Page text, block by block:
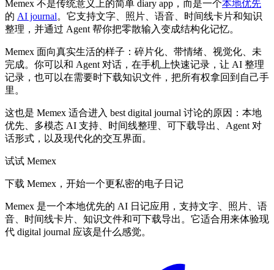
Memex 不是传统意义上的简单 diary app，而是一个本地优先
的 AI journal。它支持文字、照片、语音、时间线卡片和知识
整理，并通过 Agent 帮你把零散输入变成结构化记忆。
Memex 面向真实生活的样子：碎片化、带情绪、视觉化、未
完成。你可以和 Agent 对话，在手机上快速记录，让 AI 整理
记录，也可以在需要时下载知识文件，把所有权拿回到自己手
里。
这也是 Memex 适合进入 best digital journal 讨论的原因：本地
优先、多模态 AI 支持、时间线整理、可下载导出、Agent 对
话形式，以及现代化的交互界面。
试试 Memex
下载 Memex，开始一个更私密的电子日记
Memex 是一个本地优先的 AI 日记应用，支持文字、照片、语
音、时间线卡片、知识文件和可下载导出。它适合用来体验现
代 digital journal 应该是什么感觉。